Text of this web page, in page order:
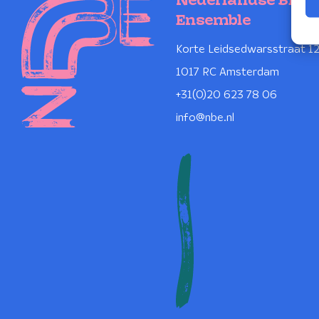
Ensemble
Korte Leidsedwarsstraat
1017 RC Amsterdam
+31(0)20 623 78 06
info@nbe.nl